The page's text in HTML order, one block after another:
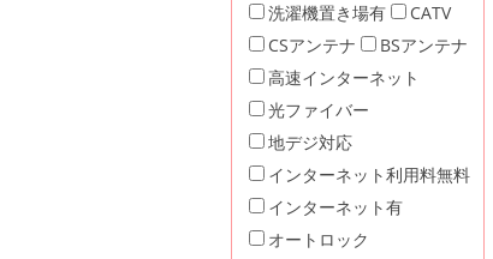
洗濯機置き場有
CATV
CSアンテナ
BSアンテナ
高速インターネット
光ファイバー
地デジ対応
インターネット利用料無料
インターネット有
オートロック